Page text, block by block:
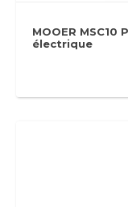
MOOER MSC10
électrique